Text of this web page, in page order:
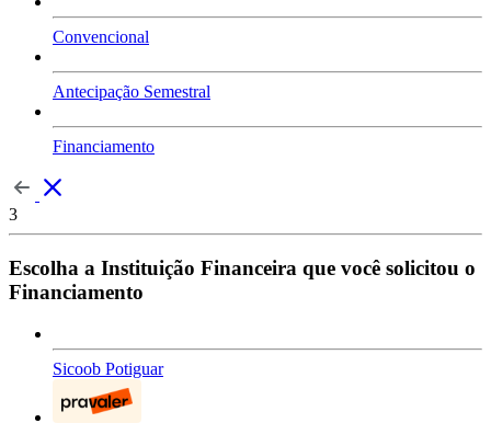
Convencional
Antecipação Semestral
Financiamento
3
Escolha a Instituição Financeira que você solicitou o
Financiamento
Sicoob Potiguar